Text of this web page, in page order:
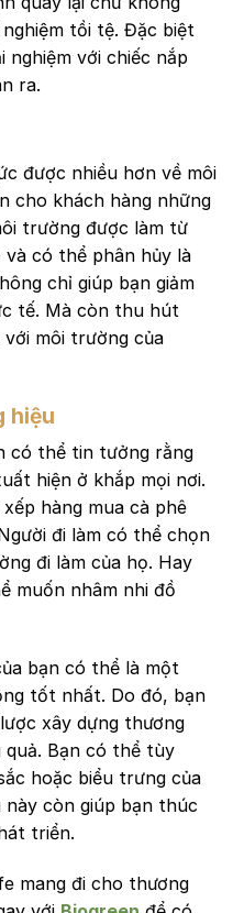
tồi tệ. Đặc biệt
nghiệm với chiếc nắp
ra.
được nhiều hơn về môi
cho khách hàng những
trường được làm từ
có thể phân hủy là
chỉ giúp bạn giảm
tế. Mà còn thu hút
môi trường của
hiệu
có thể tin tưởng rằng
hiện ở khắp mọi nơi.
hàng mua cà phê
đi làm có thể chọn
đi làm của họ. Hay
muốn nhâm nhi đồ
bạn có thể là một
tốt nhất. Do đó, bạn
xây dựng thương
quả. Bạn có thể tùy
hoặc biểu trưng của
này còn giúp bạn thúc
triển.
mang đi cho thương